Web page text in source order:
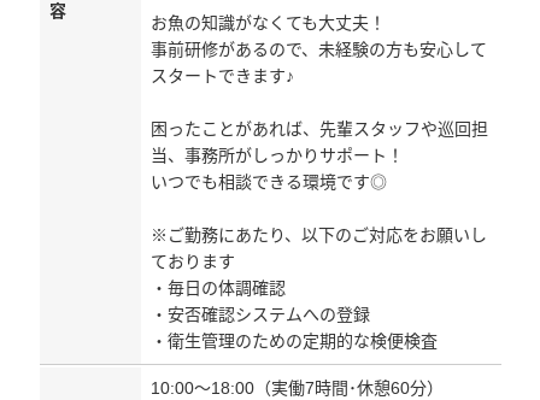
容
お魚の知識がなくても大丈夫！
事前研修があるので、未経験の方も安心して
スタートできます♪
困ったことがあれば、先輩スタッフや巡回担
当、事務所がしっかりサポート！
いつでも相談できる環境です◎
※ご勤務にあたり、以下のご対応をお願いし
ております
・毎日の体調確認
・安否確認システムへの登録
・衛生管理のための定期的な検便検査
10:00～18:00（実働7時間･休憩60分）